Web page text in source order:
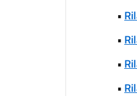
•
•
•
•